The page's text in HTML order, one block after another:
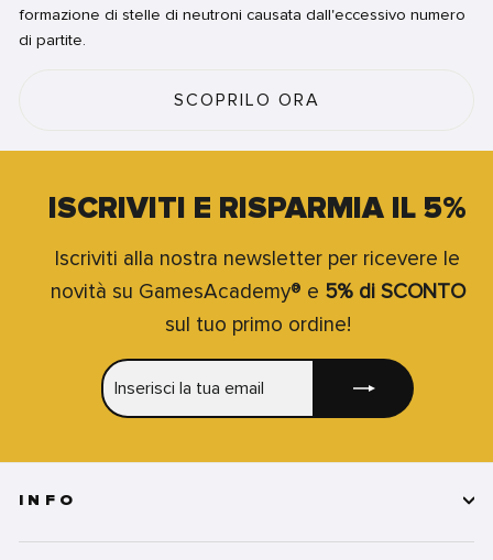
formazione di stelle di neutroni causata dall'eccessivo numero
di partite.
SCOPRILO ORA
ISCRIVITI E RISPARMIA IL 5%
Iscriviti alla nostra newsletter per ricevere le
novità su GamesAcademy® e 5% di SCONTO
sul tuo primo ordine!
LA
INFO